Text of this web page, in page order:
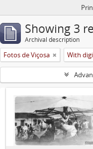
Showing 3
Archival description
Fotos de Viçosa With